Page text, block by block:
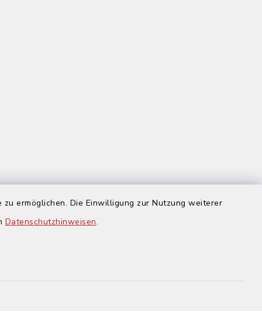
ermöglichen. Die Einwilligung zur Nutzung weiterer
Datenschutzhinweisen.